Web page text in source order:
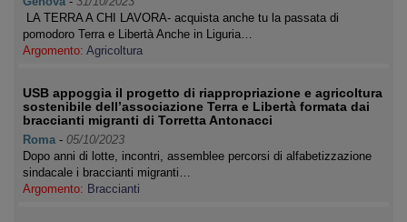
LA TERRA A CHI LAVORA- acquista anche tu la passata di
pomodoro Terra e Libertà Anche in Liguria…
Argomento: Agricoltura
USB appoggia il progetto di riappropriazione e agricoltura
sostenibile dell’associazione Terra e Libertà formata dai
braccianti migranti di Torretta Antonacci
Roma - 05/10/2023
Dopo anni di lotte, incontri, assemblee percorsi di alfabetizzazione
sindacale i braccianti migranti…
Argomento: Braccianti